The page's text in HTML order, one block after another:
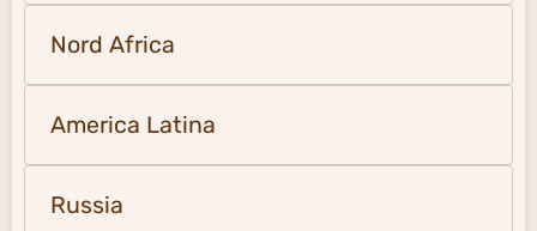
Nord Africa
America Latina
Russia